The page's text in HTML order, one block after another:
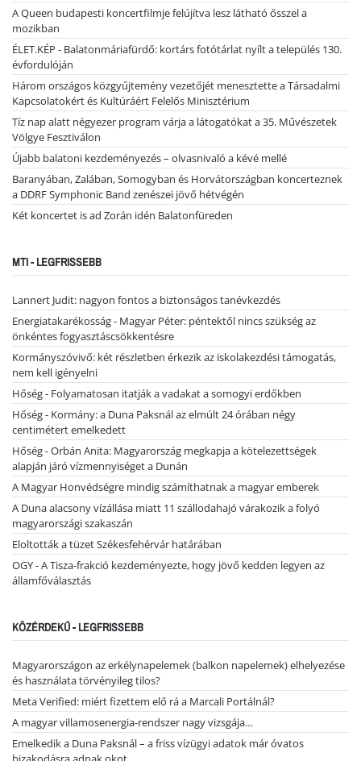
A Queen budapesti koncertfilmje felújítva lesz látható ősszel a
mozikban
ÉLET.KÉP - Balatonmáriafürdő: kortárs fotótárlat nyílt a település 130.
évfordulóján
Három országos közgyűjtemény vezetőjét menesztette a Társadalmi
Kapcsolatokért és Kultúráért Felelős Minisztérium
Tíz nap alatt négyezer program várja a látogatókat a 35. Művészetek
Völgye Fesztiválon
Újabb balatoni kezdeményezés – olvasnivaló a kévé mellé
Baranyában, Zalában, Somogyban és Horvátországban koncerteznek
a DDRF Symphonic Band zenészei jövő hétvégén
Két koncertet is ad Zorán idén Balatonfüreden
MTI - LEGFRISSEBB
Lannert Judit: nagyon fontos a biztonságos tanévkezdés
Energiatakarékosság - Magyar Péter: péntektől nincs szükség az
önkéntes fogyasztáscsökkentésre
Kormányszóvivő: két részletben érkezik az iskolakezdési támogatás,
nem kell igényelni
Hőség - Folyamatosan itatják a vadakat a somogyi erdőkben
Hőség - Kormány: a Duna Paksnál az elmúlt 24 órában négy
centimétert emelkedett
Hőség - Orbán Anita: Magyarország megkapja a kötelezettségek
alapján járó vízmennyiséget a Dunán
A Magyar Honvédségre mindig számíthatnak a magyar emberek
A Duna alacsony vízállása miatt 11 szállodahajó várakozik a folyó
magyarországi szakaszán
Eloltották a tüzet Székesfehérvár határában
OGY - A Tisza-frakció kezdeményezte, hogy jövő kedden legyen az
államfőválasztás
KÖZÉRDEKŰ - LEGFRISSEBB
Magyarországon az erkélynapelemek (balkon napelemek) elhelyezése
és használata törvényileg tilos?
Meta Verified: miért fizettem elő rá a Marcali Portálnál?
A magyar villamosenergia-rendszer nagy vizsgája…
Emelkedik a Duna Paksnál – a friss vízügyi adatok már óvatos